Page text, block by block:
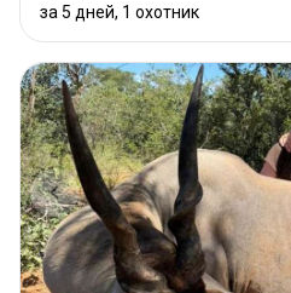
за 5 дней, 1 охотник